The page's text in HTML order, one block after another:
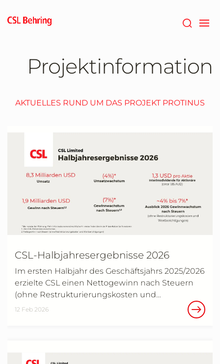
Hauptinhalt
springen
AKTUELLES RUND UM DAS PROJEKT PROTINUS
CSL-Halbjahresergebnisse 2026
Im ersten Halbjahr des Geschäftsjahrs 2025/2026
erzielte CSL einen Nettogewinn nach Steuern
(ohne Restrukturierungskosten und…
12 Feb 2026